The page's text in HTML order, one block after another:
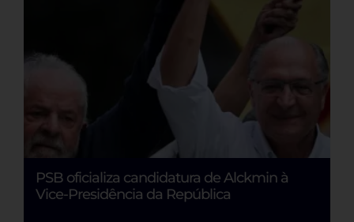
PSB oficializa candidatura de Alckmin à
Vice-Presidência da República